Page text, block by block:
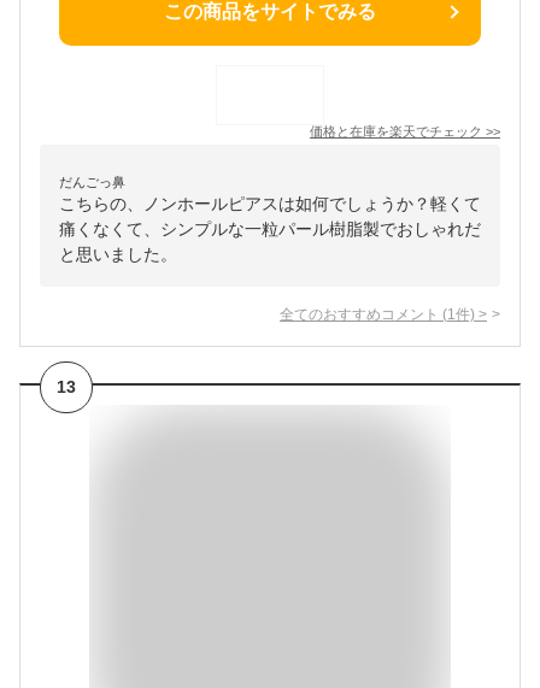
この商品をサイトでみる
価格と在庫を楽天でチェック >>
だんごっ鼻
こちらの、ノンホールピアスは如何でしょうか？軽くて
痛くなくて、シンプルな一粒パール樹脂製でおしゃれだ
と思いました。
全てのおすすめコメント (1 件) >
13